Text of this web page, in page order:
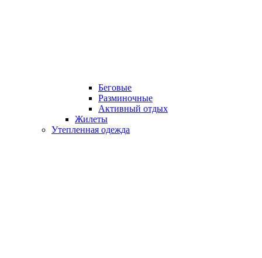
Беговые
Разминочные
Активный отдых
Жилеты
Утепленная одежда